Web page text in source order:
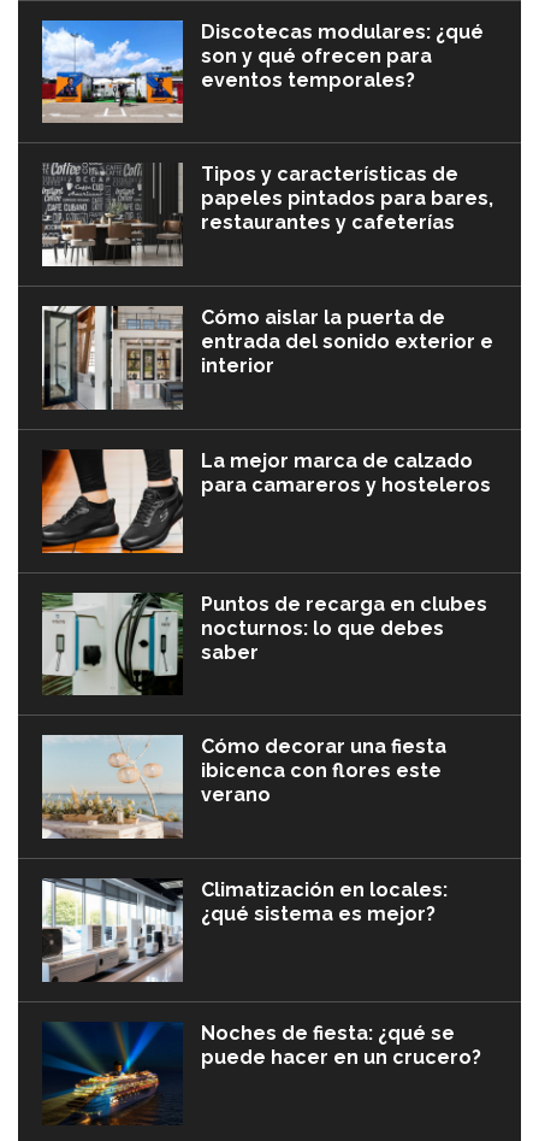
Discotecas modulares: ¿qué
son y qué ofrecen para
eventos temporales?
Tipos y características de
papeles pintados para bares,
restaurantes y cafeterías
Cómo aislar la puerta de
entrada del sonido exterior e
interior
La mejor marca de calzado
para camareros y hosteleros
Puntos de recarga en clubes
nocturnos: lo que debes
saber
Cómo decorar una fiesta
ibicenca con flores este
verano
Climatización en locales:
¿qué sistema es mejor?
Noches de fiesta: ¿qué se
puede hacer en un crucero?